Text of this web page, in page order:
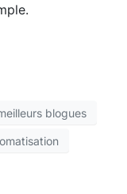
blogues